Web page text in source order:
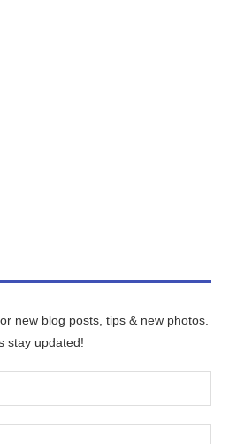
new blog posts, tips & new photos.
stay updated!